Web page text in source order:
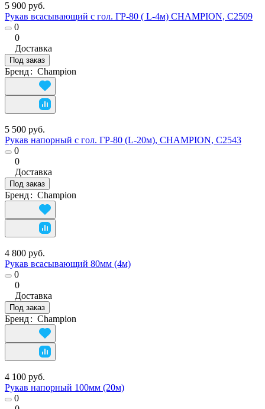
5 900 руб.
Рукав всасывающий с гол. ГР-80 ( L-4м) CHAMPION, C2509
0
0
Доставка
Под заказ
Бренд: Champion
5 500 руб.
Рукав напорный с гол. ГР-80 (L-20м), CHAMPION, C2543
0
0
Доставка
Под заказ
Бренд: Champion
4 800 руб.
Рукав всасывающий 80мм (4м)
0
0
Доставка
Под заказ
Бренд: Champion
4 100 руб.
Рукав напорный 100мм (20м)
0